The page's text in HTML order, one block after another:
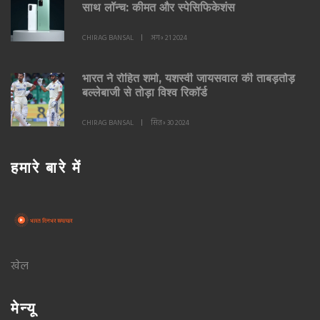
साथ लॉन्च: कीमत और स्पेसिफिकेशंस
CHIRAG BANSAL अग॰ 21 2024
भारत ने रोहित शर्मा, यशस्वी जायसवाल की ताबड़तोड़
बल्लेबाजी से तोड़ा विश्व रिकॉर्ड
CHIRAG BANSAL सित॰ 30 2024
हमारे बारे में
खेल
मेन्यू